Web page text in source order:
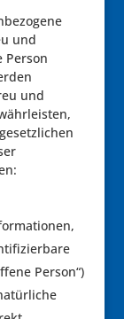
und
Person
und
Person“)